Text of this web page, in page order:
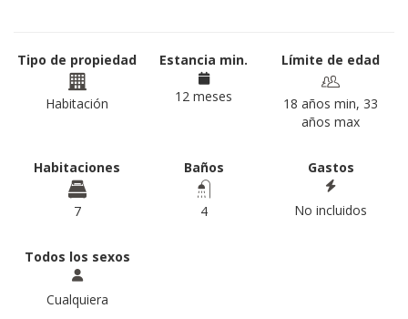
Tipo de propiedad
Habitación
Estancia min.
12 meses
Límite de edad
18 años min, 33
años max
Habitaciones
7
Baños
4
Gastos
No incluidos
Todos los sexos
Cualquiera